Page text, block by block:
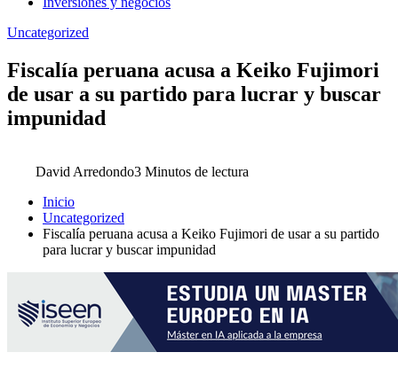
Uncategorized
Fiscalía peruana acusa a Keiko Fujimori
de usar a su partido para lucrar y buscar
impunidad
David Arredondo3 Minutos de lectura
Inicio
Uncategorized
Fiscalía peruana acusa a Keiko Fujimori de usar a su partido
para lucrar y buscar impunidad